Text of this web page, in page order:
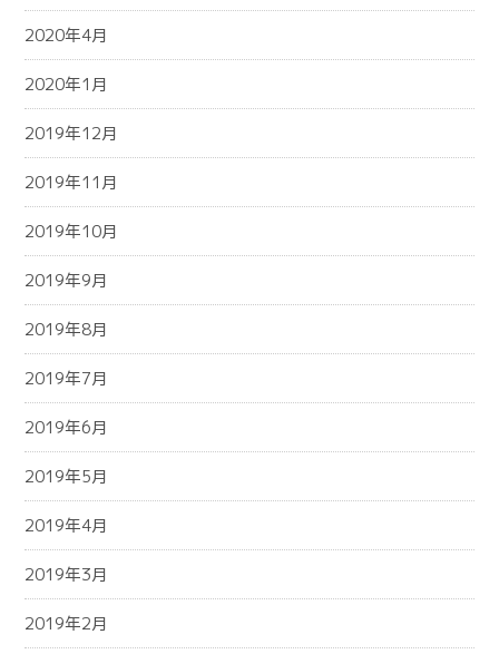
2020年4月
2020年1月
2019年12月
2019年11月
2019年10月
2019年9月
2019年8月
2019年7月
2019年6月
2019年5月
2019年4月
2019年3月
2019年2月